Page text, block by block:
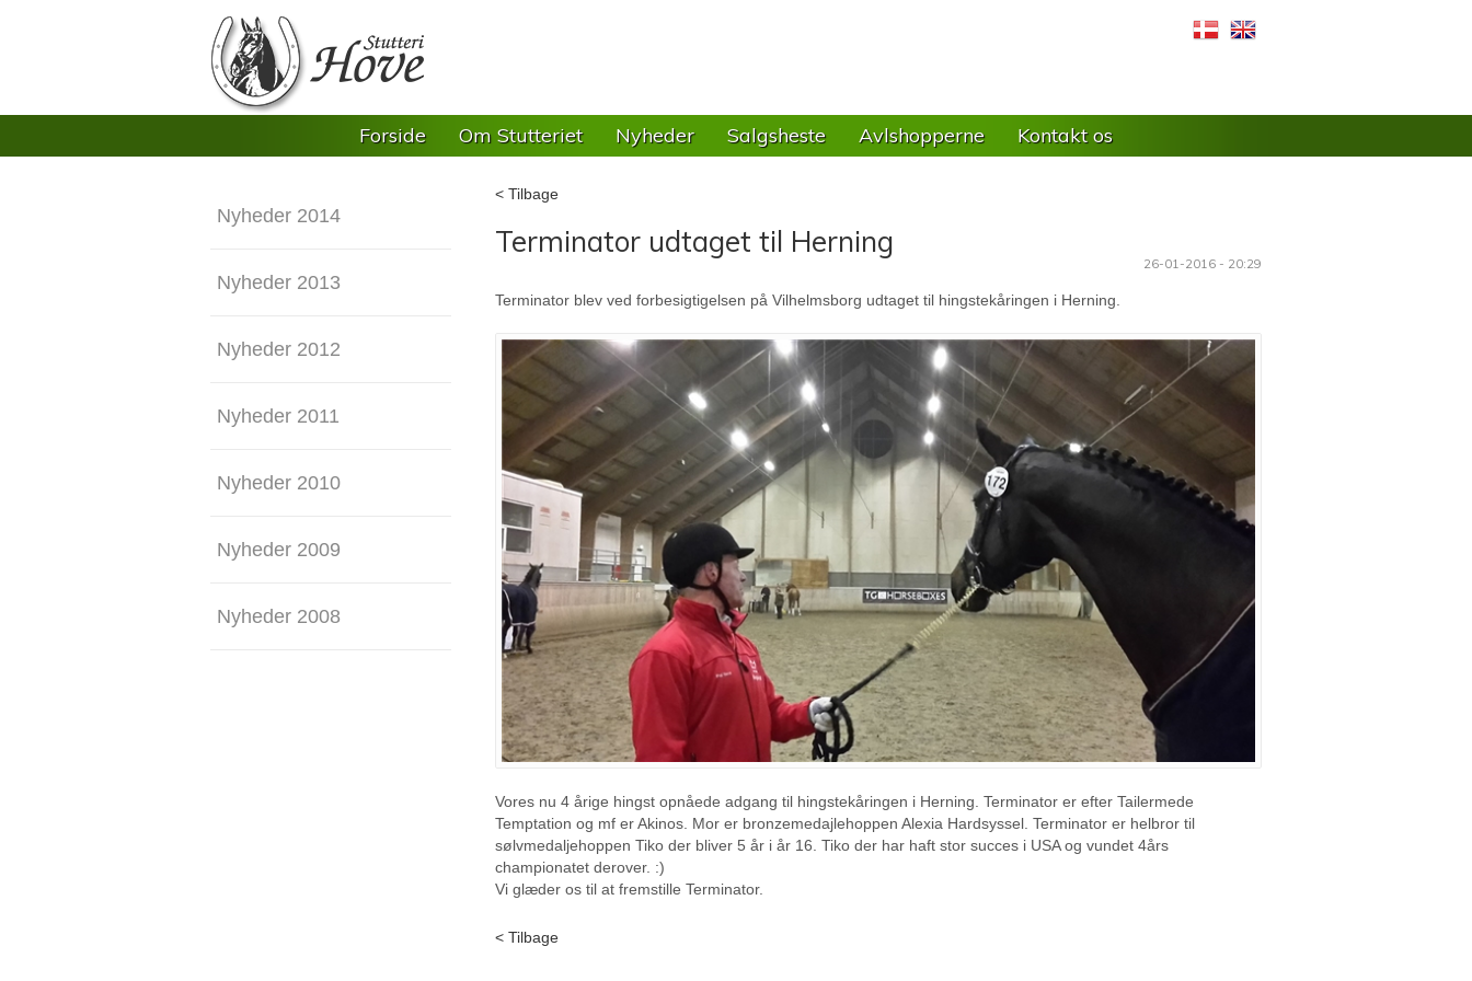
Forside Om Stutteriet Nyheder Salgsheste Avlshopperne Kontakt os
Nyheder 2014
Nyheder 2013
Nyheder 2012
Nyheder 2011
Nyheder 2010
Nyheder 2009
Nyheder 2008
< Tilbage
Terminator udtaget til Herning
26-01-2016 - 20:29
Terminator blev ved forbesigtigelsen på Vilhelmsborg udtaget til hingstekåringen i Herning.
Vores nu 4 årige hingst opnåede adgang til hingstekåringen i Herning. Terminator er efter Tailermede
Temptation og mf er Akinos. Mor er bronzemedajlehoppen Alexia Hardsyssel. Terminator er helbror til
sølvmedaljehoppen Tiko der bliver 5 år i år 16. Tiko der har haft stor succes i USA og vundet 4års
championatet derover. :)
Vi glæder os til at fremstille Terminator.
< Tilbage